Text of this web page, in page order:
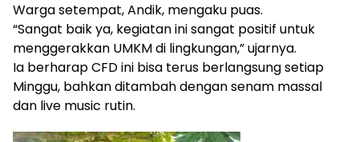
Warga setempat, Andik, mengaku puas.
“Sangat baik ya, kegiatan ini sangat positif untuk
menggerakkan UMKM di lingkungan,” ujarnya.
Ia berharap CFD ini bisa terus berlangsung setiap
Minggu, bahkan ditambah dengan senam massal
dan live music rutin.